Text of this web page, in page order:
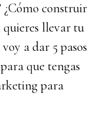
¿Cómo construir
quieres llevar tu
a dar 5 pasos
que tengas
para